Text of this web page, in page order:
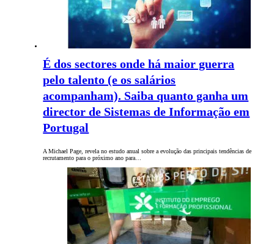
É dos sectores onde há maior guerra
pelo talento (e os salários
acompanham). Saiba quanto ganha um
director de Sistemas de Informação em
Portugal
A Michael Page, revela no estudo anual sobre a evolução das principais tendências de
recrutamento para o próximo ano para…